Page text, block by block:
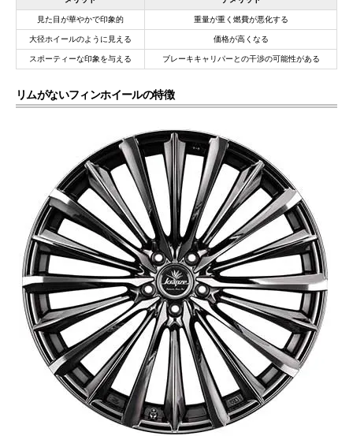
見た目が華やかで印象的 重量が重く燃費が悪化する
大径ホイールのように見える 価格が高くなる
スポーティーな印象を与える ブレーキキャリパーとの干渉の可能性がある
リムがないフィンホイールの特徴